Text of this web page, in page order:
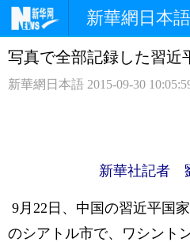
新華網日本語
ホームページ 政治
写真で全部記録した習近
新華網日本語 2015-09-30
新華社記者
9月22日、中国の習近平国
のシアトル市で、ワシント